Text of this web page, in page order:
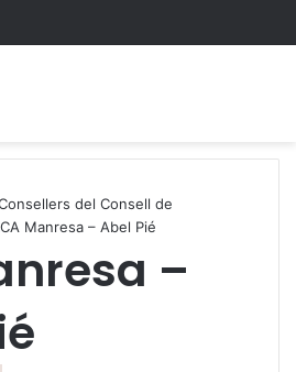
del Consell de
Manresa – Abel Pié
–